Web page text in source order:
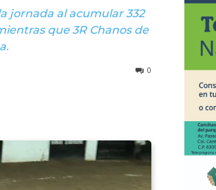
jornada al acumular 332
que 3R Chanos de
0